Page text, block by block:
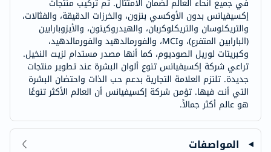
إكسيفيانس بدون الأوكسي بنزون، والخرزات الدقيقة، والفثالات،
والتريكلوسان والتريكلوكربان، والهيدروكينون، والأيزوبارابين
(البارابين المتفرع)، وMCI، والفورمالدهيد والفورمالدهيد،
وكبريتات لوريل الصوديوم، كما أنها مصدر مستدام لزيت النخيل.
تراعي شركة إكسيفيانس تنوع ألوان البشرة عند تطوير منتجات
جديدة. تلتزم العلامة التجارية بدعم حب الذات واحتضان البشرة
التي أنت فيها. تؤمن شركة إكسيفيانس أن العالم الأكثر تنوعًا
هو عالم أكثر جمالاً.
المواصفات